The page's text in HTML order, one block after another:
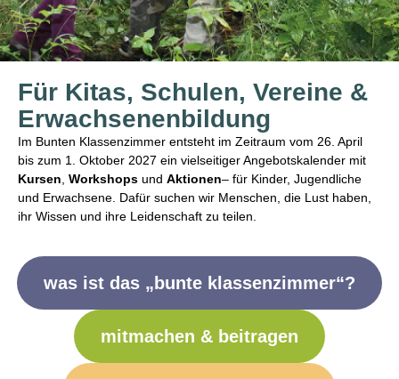
Buntes
Klassenzimmer
Für Kitas, Schulen, Vereine &
Erwachsenenbildung
Im Bunten Klassenzimmer entsteht im Zeitraum vom 26. April
bis zum 1. Oktober 2027 ein vielseitiger Angebotskalender mit
Kursen Workshops und Aktionen– für Kinder, Jugendliche
und Erwachsene. Dafür suchen wir Menschen, die Lust haben,
ihr Wissen und ihre Leidenschaft zu teilen.
was ist das „bunte klassenzimmer“?
mitmachen & beitragen